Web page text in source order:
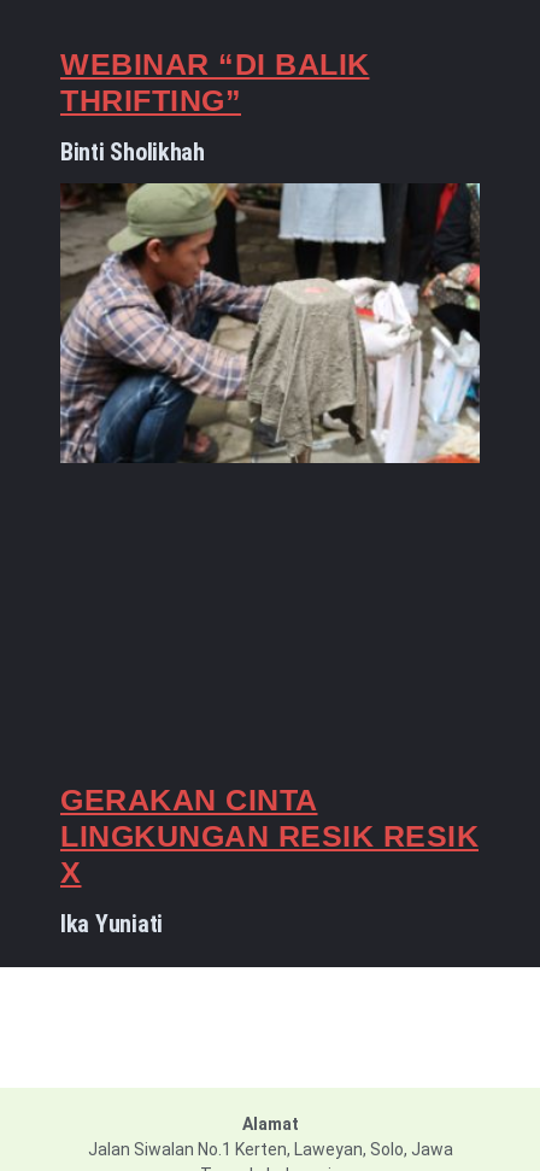
WEBINAR “DI BALIK
THRIFTING”
Binti Sholikhah
GERAKAN CINTA
LINGKUNGAN RESIK RESIK
X
Ika Yuniati
Alamat
Jalan Siwalan No.1 Kerten, Laweyan, Solo, Jawa